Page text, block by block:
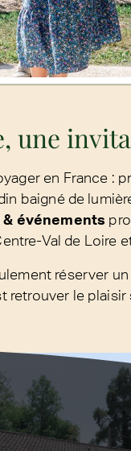
une
en France :
baigné de
& événements
Val de Loire
réserver
retrouver le